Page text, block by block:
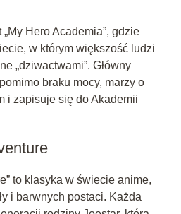
Hero Academia”, gdzie
w którym większość ludzi
„dziwactwami”. Główny
braku mocy, marzy o
i zapisuje się do Akademii
to klasyka w świecie anime,
i barwnych postaci. Każda